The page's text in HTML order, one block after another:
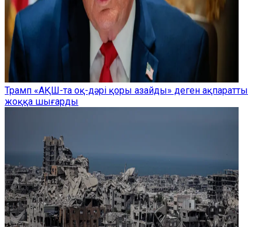
Трамп «АҚШ-та оқ-дәрі қоры азайды» деген ақпаратты
жоққа шығарды